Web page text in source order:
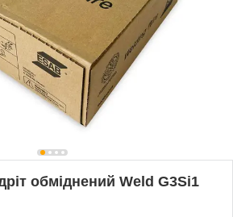
обміднений Weld G3Si1